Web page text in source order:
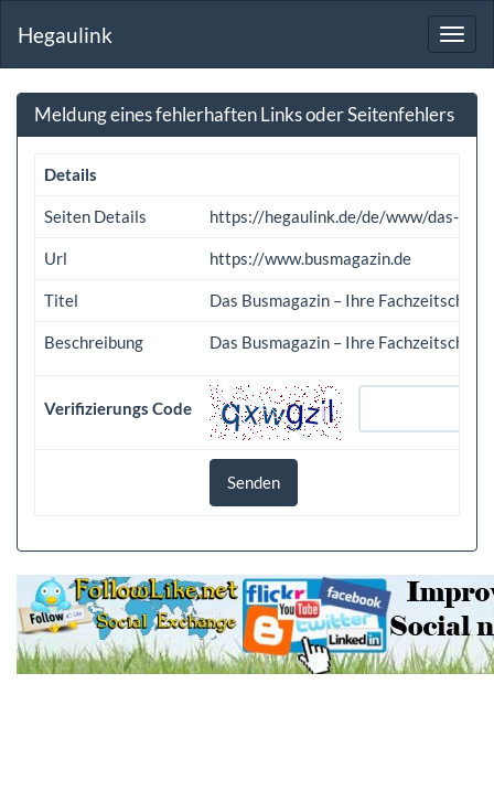
Hegaulink
Meldung eines fehlerhaften Links oder Seitenfehlers
Details
Seiten Details https://hegaulink.de/de/www/das-
Url https://www.busmagazin.de
Titel Das Busmagazin – Ihre
Beschreibung Das Busmagazin – Ihre
Verifizierungs Code